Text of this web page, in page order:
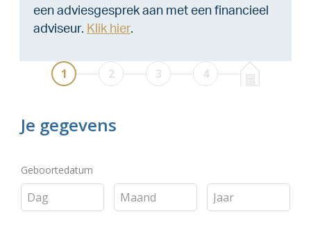
een adviesgesprek aan met een financieel
adviseur. Klik hier.